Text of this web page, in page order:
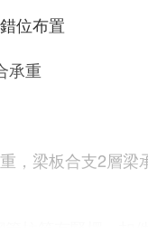
位布置
承重
，梁板合支2層梁
柱箍有豎楞，扣